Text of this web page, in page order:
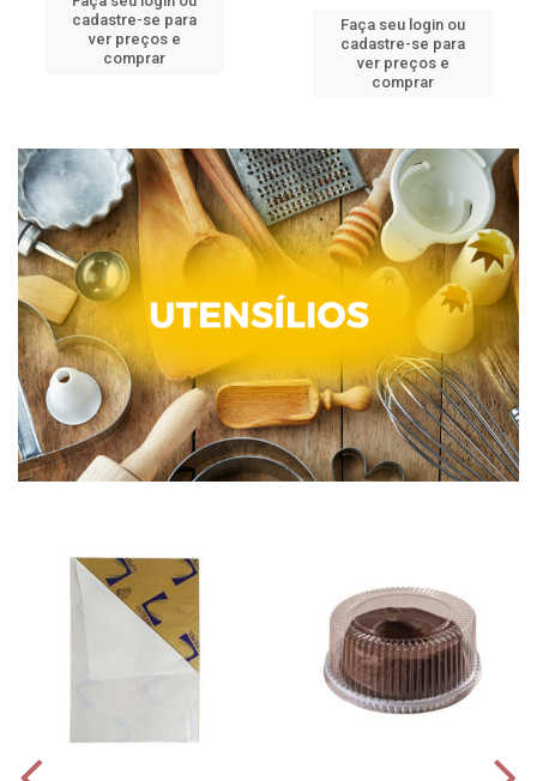
cadastre-se para
ver preços e
comprar
Faça seu login ou
cadastre-se para
ver preços e
comprar